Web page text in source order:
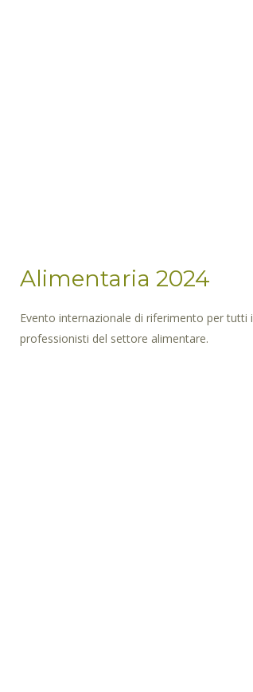
Alimentaria 2024
Evento internazionale di riferimento per tutti i
professionisti del settore alimentare.